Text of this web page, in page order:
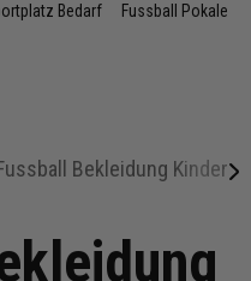
Bedarf Fussball Pokale
Bekleidung Kinder